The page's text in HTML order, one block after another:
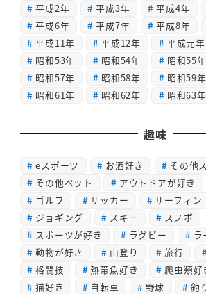
平成2年 平成3年 平成4年
平成6年
平成7年 平成8年
平成11年
平成12年 平成元年
昭和53年
昭和54年 昭和55年
昭和57年
昭和58年 昭和59年
昭和61年
昭和62年 昭和63年
趣味
eスポーツ お酒好き
その他
その他ペット
アウトドアが好き
ゴルフ
サッカー サーフィン
ジョギング
スキー
スノボ
スポーツが好き
ラグビー
ラ
動物が好き
山登り 旅行
格闘技
熱帯魚好き 爬虫類好
猫好き
自転車 野球
釣